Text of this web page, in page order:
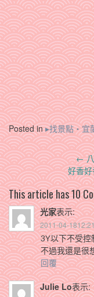
Posted in▸找景點‧宜
Post
navigation
←
好香
This article has 10
光家表示:
2011-04-
3Y以下不受
不過我還是很
回覆
Julie Lo表示: